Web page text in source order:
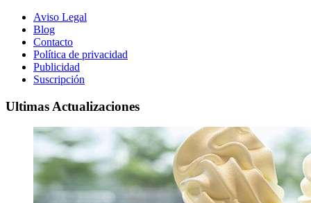
Aviso Legal
Blog
Contacto
Política de privacidad
Publicidad
Suscripción
Ultimas Actualizaciones